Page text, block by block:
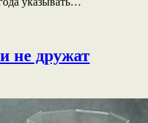
не дружат